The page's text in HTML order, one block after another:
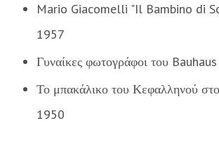
Mario Giacomelli "Il Bambino di
1957
Γυναίκες φωτογράφοι του Bauhaus
Το μπακάλικο του Κεφαλληνού
1950